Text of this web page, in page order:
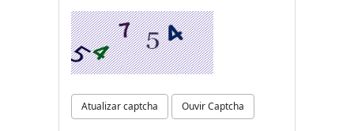
Atualizar captcha Ouvir Captcha